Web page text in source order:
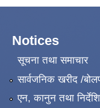
Notices
सूचना तथा समाचार
सार्वजनिक खरीद /
एन, कानुन तथा